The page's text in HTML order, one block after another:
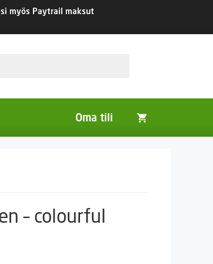
myös Paytrail maksut
Oma tili
– colourful